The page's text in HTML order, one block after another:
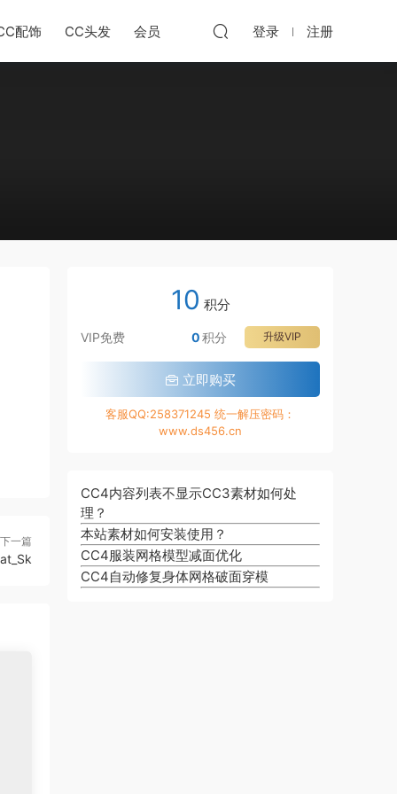
配饰 CC头发 会员 登录 注册
下一篇
10 积分
VIP免费 升级VIP
0积分
立即购买
客服QQ:258371245 统一解压密码：
www.ds456.cn
CC4内容列表不显示CC3素材如何处
理？
本站素材如何安装使用？
CC4服装网格模型减面优化
CC4自动修复身体网格破面穿模